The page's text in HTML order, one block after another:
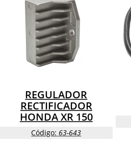
REGULADOR
RECTIFICADOR
HONDA XR 150
Código: 63-643